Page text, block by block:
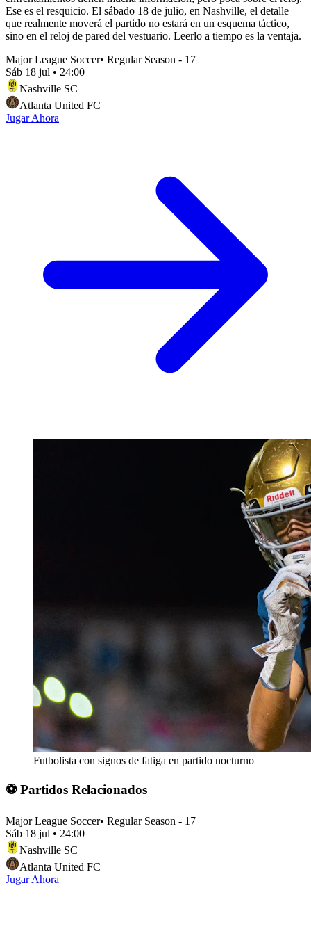
Ese es el resquicio. El sábado 18 de julio, en Nashville, el detalle
que realmente moverá el partido no estará en un esquema táctico,
sino en el reloj de pared del vestuario. Leerlo a tiempo es la ventaja.
Major League Soccer• Regular Season - 17
Sáb 18 jul • 24:00
Nashville SC
Atlanta United FC
Jugar Ahora
Futbolista con signos de fatiga en partido nocturno
⚽ Partidos Relacionados
Major League Soccer• Regular Season - 17
Sáb 18 jul • 24:00
Nashville SC
Atlanta United FC
Jugar Ahora